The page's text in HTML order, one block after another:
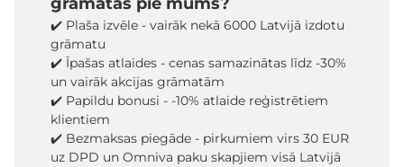
✔️ Plaša izvēle - vairāk nekā 6000 Latvijā izdotu
grāmatu
✔️ Īpašas atlaides - cenas samazinātas līdz -30%
un vairāk akcijas grāmatām
✔️ Papildu bonusi - -10% atlaide reģistrētiem
klientiem
✔️ Bezmaksas piegāde - pirkumiem virs 30 EUR
uz DPD un Omniva paku skapjiem visā Latvijā